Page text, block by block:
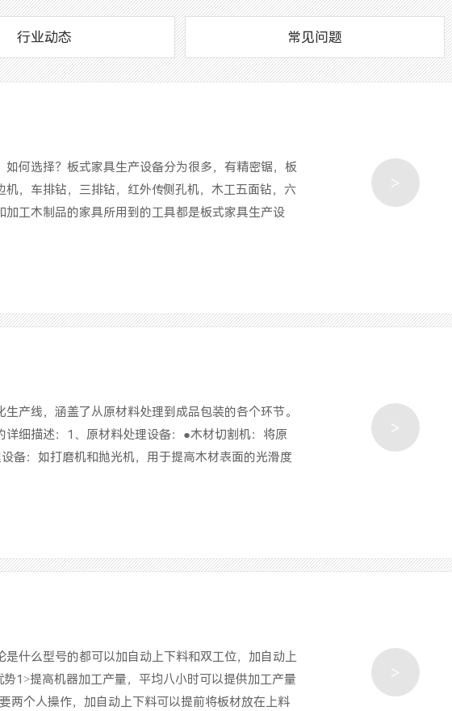
行业动态 常见问题
何选择？板式家具生产设备分为很多，有精密锯，板
，车排钻，三排钻，红外传侧孔机，木工五面钻，六
工木制品的家具所用到的工具都是板式家具生产设
>
产线，涵盖了从原材料处理到成品包装的各个环节。
细描述：1、原材料处理设备：●木材切割机：将原
备：如打磨机和抛光机，用于提高木材表面的光滑度
>
什么型号的都可以加自动上下料和双工位，加自动上
1>提高机器加工产量，平均八小时可以提供加工产量
两个人操作，加自动上下料可以提前将板材放在上料
>